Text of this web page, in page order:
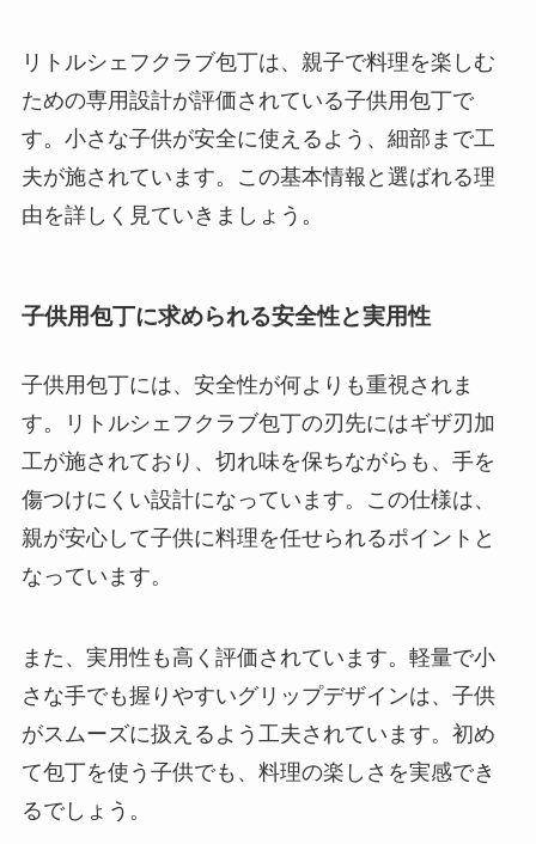
リトルシェフクラブ包丁は、親子で料理を楽しむ
ための専用設計が評価されている子供用包丁で
す。小さな子供が安全に使えるよう、細部まで工
夫が施されています。この基本情報と選ばれる理
由を詳しく見ていきましょう。
子供用包丁に求められる安全性と実用性
子供用包丁には、安全性が何よりも重視されま
す。リトルシェフクラブ包丁の刃先にはギザ刃加
工が施されており、切れ味を保ちながらも、手を
傷つけにくい設計になっています。この仕様は、
親が安心して子供に料理を任せられるポイントと
なっています。
また、実用性も高く評価されています。軽量で小
さな手でも握りやすいグリップデザインは、子供
がスムーズに扱えるよう工夫されています。初め
て包丁を使う子供でも、料理の楽しさを実感でき
るでしょう。